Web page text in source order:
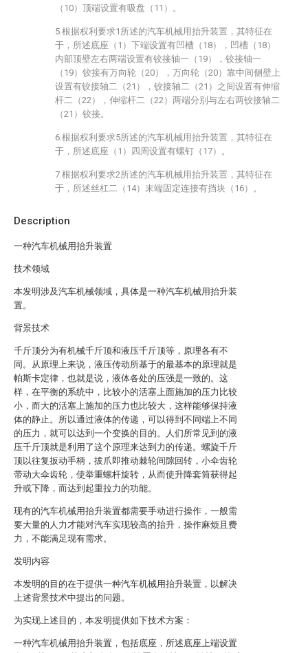
Description
一种汽车机械用抬升装置
技术领域
本发明涉及汽车机械领域，具体是一种汽车机械用抬升装
置。
背景技术
千斤顶分为有机械千斤顶和液压千斤顶等，原理各有不
同。从原理上来说，液压传动所基于的最基本的原理就是
帕斯卡定律，也就是说，液体各处的压强是一致的。这
样，在平衡的系统中，比较小的活塞上面施加的压力比较
小，而大的活塞上施加的压力也比较大，这样能够保持液
体的静止。所以通过液体的传递，可以得到不同端上不同
的压力，就可以达到一个变换的目的。人们所常见到的液
压千斤顶就是利用了这个原理来达到力的传递。螺旋千斤
顶以往复扳动手柄，拔爪即推动棘轮间隙回转，小伞齿轮
带动大伞齿轮，使举重螺杆旋转，从而使升降套筒获得起
升或下降，而达到起重拉力的功能。
现有的汽车机械用抬升装置都需要手动进行操作，一般需
要大量的人力才能对汽车实现较高的抬升，操作麻烦且费
力，不能满足现有需求。
发明内容
本发明的目的在于提供一种汽车机械用抬升装置，以解决
上述背景技术中提出的问题。
为实现上述目的，本发明提供如下技术方案：
一种汽车机械用抬升装置，包括底座，所述底座上端设置
（10）顶端设置有吸盘（11）。
5.根据权利要求1所述的汽车机械用抬升装置，其特征在
于，所述底座（1）下端设置有凹槽（18），凹槽（18）
内部顶壁左右两端设置有铰接轴一（19），铰接轴一
（19）铰接有万向轮（20），万向轮（20）靠中间侧壁上
设置有铰接轴二（21），铰接轴二（21）之间设置有伸缩
杆二（22），伸缩杆二（22）两端分别与左右两铰接轴二
（21）铰接。
6.根据权利要求5所述的汽车机械用抬升装置，其特征在
于，所述底座（1）四周设置有螺钉（17）。
7.根据权利要求2所述的汽车机械用抬升装置，其特征在
于，所述丝杠二（14）末端固定连接有挡块（16）。